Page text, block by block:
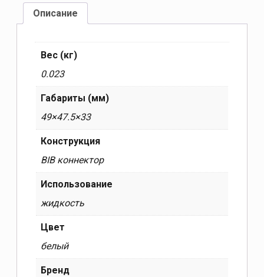
Описание
Вес (кг)
0.023
Габариты (мм)
49×47.5×33
Конструкция
BIB коннектор
Использование
жидкость
Цвет
белый
Бренд